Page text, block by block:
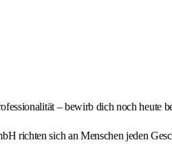
– bewirb dich noch heute
richten sich an Menschen jeden